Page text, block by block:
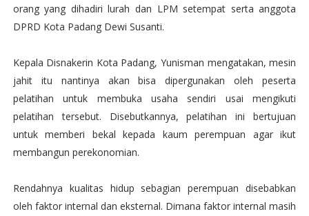
orang yang dihadiri lurah dan LPM setempat serta anggota
DPRD Kota Padang Dewi Susanti.
Kepala Disnakerin Kota Padang, Yunisman mengatakan, mesin
jahit itu nantinya akan bisa dipergunakan oleh peserta
pelatihan untuk membuka usaha sendiri usai mengikuti
pelatihan tersebut. Disebutkannya, pelatihan ini bertujuan
untuk memberi bekal kepada kaum perempuan agar ikut
membangun perekonomian.
Rendahnya kualitas hidup sebagian perempuan disebabkan
oleh faktor internal dan eksternal. Dimana faktor internal masih